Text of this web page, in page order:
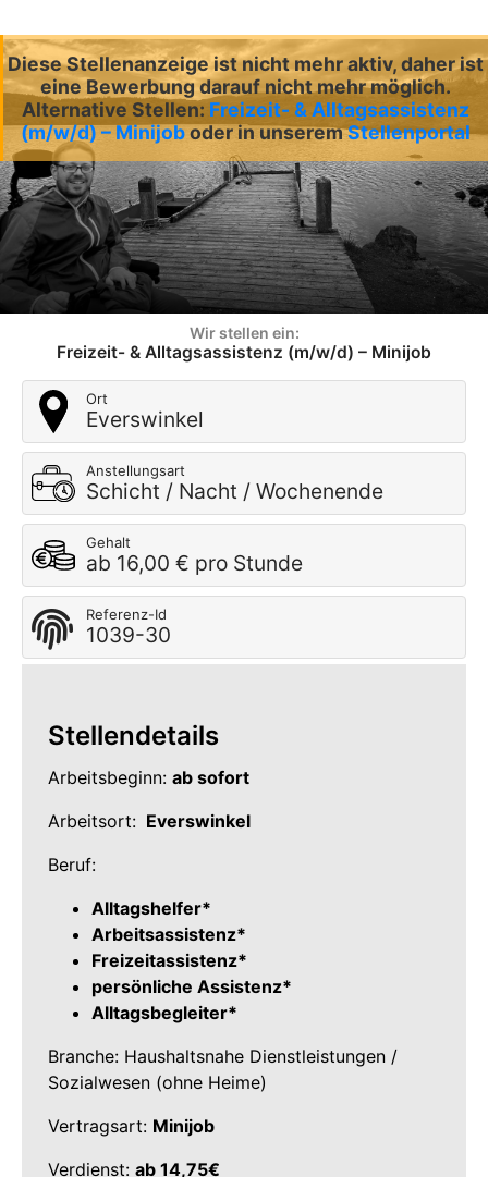
Diese Stellenanzeige ist nicht mehr aktiv, daher ist
eine Bewerbung darauf nicht mehr möglich.
Alternative Stellen: Freizeit- & Alltagsassistenz
(m/w/d) – Minijoboder in unseremStellenportal
Wir stellen ein:
Freizeit- & Alltagsassistenz (m/w/d) – Minijob
Ort
Everswinkel
Anstellungsart
Schicht / Nacht / Wochenende
Gehalt
ab 16,00 € pro Stunde
Referenz-Id
1039-30
Stellendetails
Arbeitsbeginn: ab sofort
Arbeitsort: Everswinkel
Beruf:
Alltagshelfer*
Arbeitsassistenz*
Freizeitassistenz*
persönliche Assistenz*
Alltagsbegleiter*
Branche: Haushaltsnahe Dienstleistungen /
Sozialwesen (ohne Heime)
Vertragsart: Minijob
Verdienst: ab 14,75€